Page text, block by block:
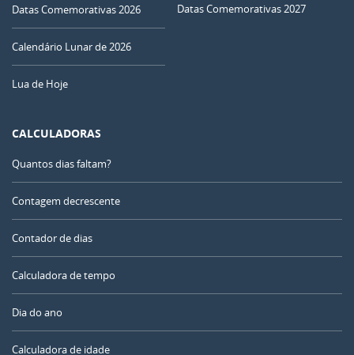
Datas Comemorativas 2026
Calendário Lunar de 2026
Lua de Hoje
Datas Comemorativas 2027
CALCULADORAS
Quantos dias faltam?
Contagem decrescente
Contador de dias
Calculadora de tempo
Dia do ano
Calculadora de idade